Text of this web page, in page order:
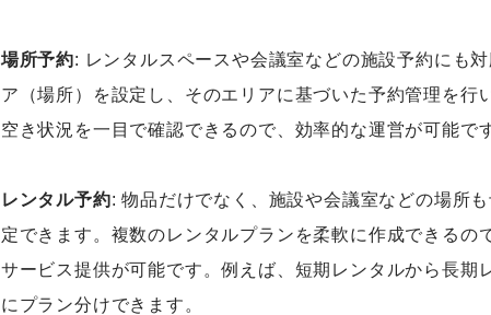
場所予約: レンタルスペースや会議室などの施設予約にも
ア（場所）を設定し、そのエリアに基づいた予約管理を行
空き状況を一目で確認できるので、効率的な運営が可能で
レンタル予約: 物品だけでなく、施設や会議室などの場所
定できます。複数のレンタルプランを柔軟に作成できるの
サービス提供が可能です。例えば、短期レンタルから長期
にプラン分けできます。